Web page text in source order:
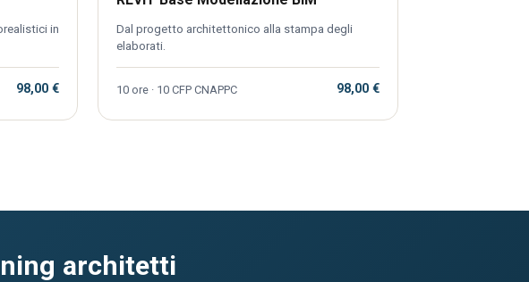
in
98,00 €
Dal progetto architettonico alla stampa degli
elaborati.
10 ore · 10 CFP CNAPPC 98,00 €
architetti